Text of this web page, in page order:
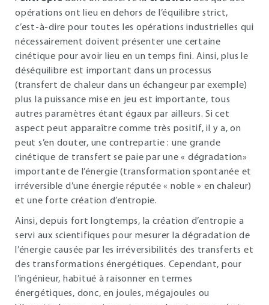
opérations ont lieu en dehors de l’équilibre strict,
c’est-à-dire pour toutes les opérations industrielles qui
nécessairement doivent présenter une certaine
cinétique pour avoir lieu en un temps fini. Ainsi, plus le
déséquilibre est important dans un processus
(transfert de chaleur dans un échangeur par exemple)
plus la puissance mise en jeu est importante, tous
autres paramètres étant égaux par ailleurs. Si cet
aspect peut apparaître comme très positif, il y a, on
peut s’en douter, une contrepartie : une grande
cinétique de transfert se paie par une « dégradation»
importante de l’énergie (transformation spontanée et
irréversible d’une énergie réputée « noble » en chaleur)
et une forte création d’entropie.
Ainsi, depuis fort longtemps, la création d’entropie a
servi aux scientifiques pour mesurer la dégradation de
l’énergie causée par les irréversibilités des transferts et
des transformations énergétiques. Cependant, pour
l’ingénieur, habitué à raisonner en termes
énergétiques, donc, en joules, mégajoules ou